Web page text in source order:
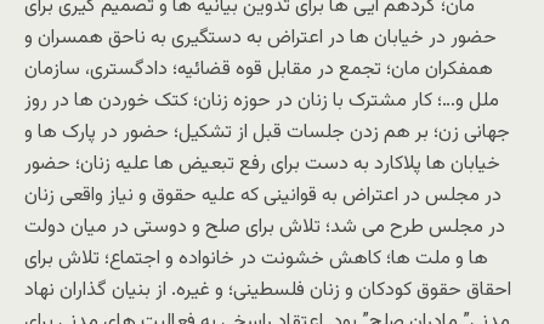
مان؛ گردهم آیی ها برای تدوین بیانیه ها و تصمیم گیری برای
حضور در خیابان ها در اعتراض به دستگیری به ناحق همسران و
همفکران مان؛ تجمع در مقابل قوه قضائیه؛ دادگستری، سازمان
ملل و…؛ کار مشترک با زنان در حوزه زنان؛ کتک خوردن ها در روز
جهانی زن؛ بر هم زدن جلسات قبل از تشکیل؛ حضور در پارک ها و
خیابان ها پلاکارد به دست برای رفع تبعیض ها علیه زنان؛ حضور
در مجلس در اعتراض به قوانینی که علیه حقوق و نیاز واقعی زنان
در مجلس طرح می شد؛ تلاش برای صلح و دوستی در میان دولت
ها و ملت ها؛ کاهش خشونت در خانواده و اجتماع؛ تلاش برای
احقاق حقوق کودکان و زنان فلسطینی؛ و غیره. از بنیان گذاران نهاد